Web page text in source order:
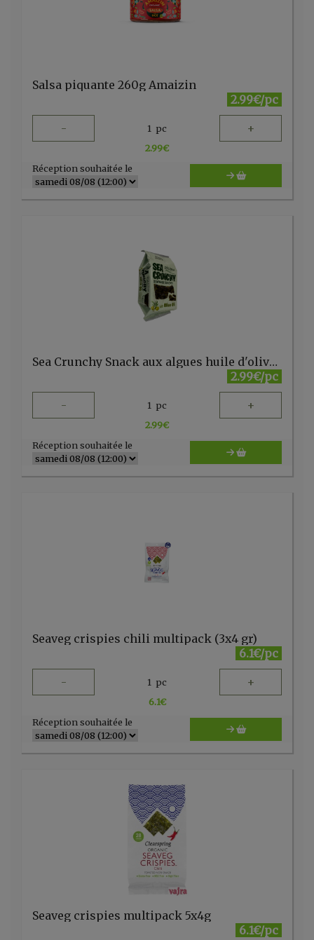
Salsa piquante 260g Amaizin
2.99€/pc
- 1 pc +
2.99€
Réception souhaitée le
Sea Crunchy Snack aux algues huile d'olive 10g
2.99€/pc
- 1 pc +
2.99€
Réception souhaitée le
Seaveg crispies chili multipack (3x4 gr)
6.1€/pc
- 1 pc +
6.1€
Réception souhaitée le
Seaveg crispies multipack 5x4g
6.1€/pc